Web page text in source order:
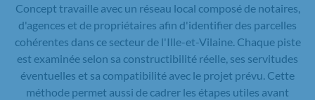
Concept travaille avec un réseau local composé de notaires,
d'agences et de propriétaires afin d'identifier des parcelles
cohérentes dans ce secteur de l'Ille-et-Vilaine. Chaque piste
est examinée selon sa constructibilité réelle, ses servitudes
éventuelles et sa compatibilité avec le projet prévu. Cette
méthode permet aussi de cadrer les étapes utiles avant